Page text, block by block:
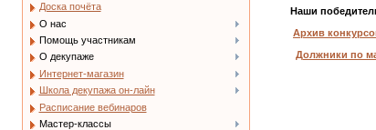
Доска почёта
О нас
Помощь участникам
О декупаже
Интернет-магазин
Школа декупажа он-лайн
Расписание вебинаров
Мастер-классы
Наши
Архив
Должники по